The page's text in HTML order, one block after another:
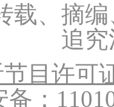
载、摘
追
目许可
：